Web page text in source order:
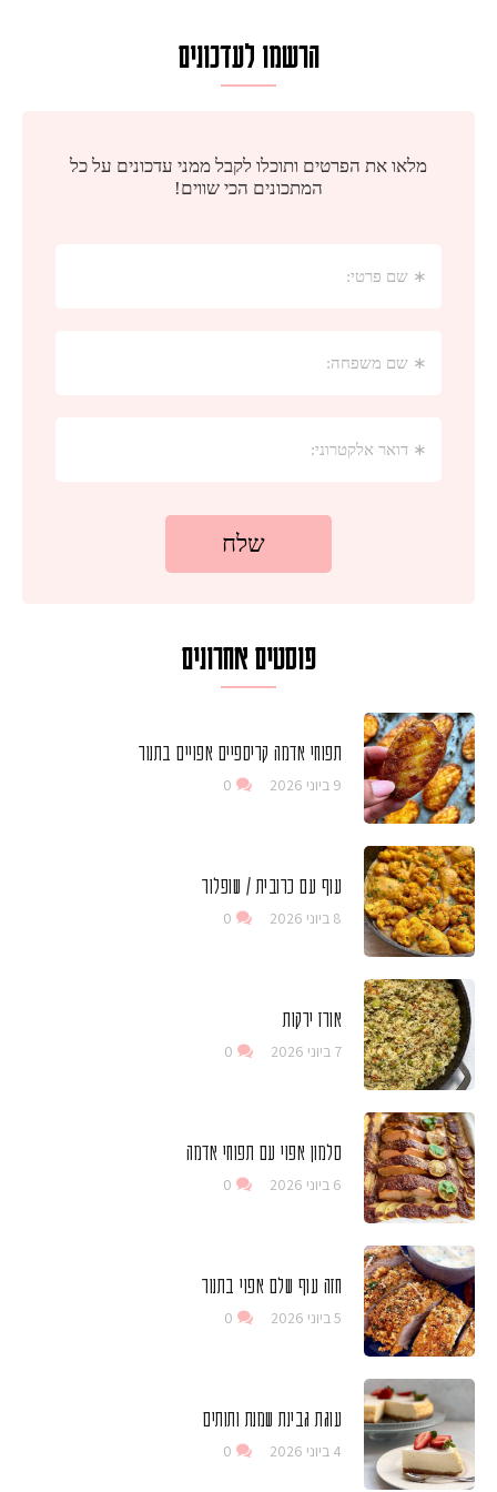
הרשמו לעדכונים
פוסטים אחרונים
תפוחי אדמה קריספיים אפויים בתנור
9 ביוני 2026 0
עוף עם כרובית / שופלור
8 ביוני 2026 0
אורז ירקות
7 ביוני 2026 0
סלמון אפוי עם תפוחי אדמה
6 ביוני 2026 0
חזה עוף שלם אפוי בתנור
5 ביוני 2026 0
עוגת גבינת שמנת ותותים
4 ביוני 2026 0